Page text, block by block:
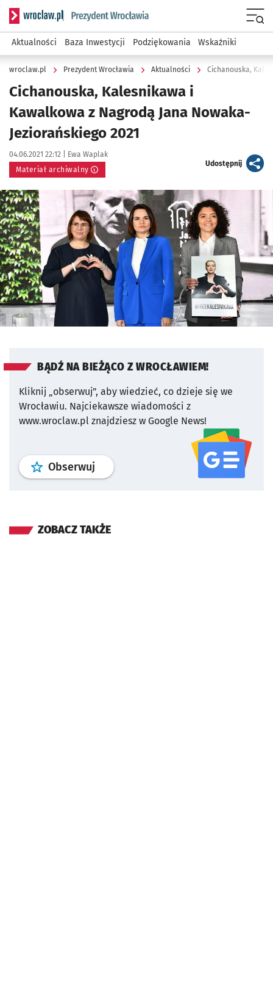
Serwis informacyjny wroclaw.pl podserwis: Prezydent
Aktualności Baza Inwestycji Podziękowania Wskaźniki
wroclaw.pl Prezydent Wrocławia Aktualności
Cichanouska, Kalesnikawa i
Kawalkowa z Nagrodą Jana Nowaka-
Jeziorańskiego 2021
Data publikacji:
04.06.2021 22:12 | Autor:
Ewa Waplak
Materiał archiwalny
Udostępnijartykuł
Kliknij, aby powiększyć
BĄDŹ NA BIEŻĄCO Z WROCŁAWIEM!
Kliknij „obserwuj”, aby wiedzieć, co dzieje się we
Wrocławiu. Najciekawsze wiadomości z
www.wroclaw.pl znajdziesz w Google News!
Obserwuj profil serwisu
ZOBACZ TAKŻE